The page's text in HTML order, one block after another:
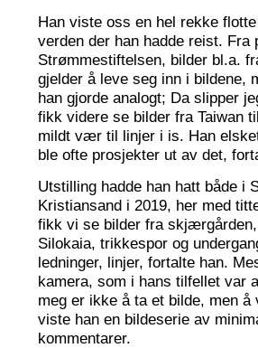
Han viste oss en hel rekke
verden der han hadde reist. Fra
Strømmestiftelsen, bilder bl.a.
gjelder å leve seg inn i bildene,
han gjorde analogt; Da slipper
fikk videre se bilder fra Taiwan
mildt vær til linjer i is. Han
ble ofte prosjekter ut av det,
Utstilling hadde han hatt både i
Kristiansand i 2019, her med
fikk vi se bilder fra
Silokaia, trikkespor og
ledninger, linjer, fortalte han.
kamera, som i hans tilfellet var
meg er ikke å ta et bilde, men
viste han en bildeserie av
kommentarer.